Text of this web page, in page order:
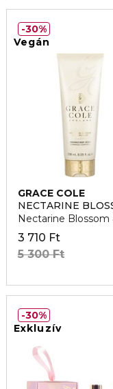
Vegán
GRACE COLE
NECTARINE
Nectarine Blossom
3 710 Ft
5 300 Ft
30%
Exkluzív
30%